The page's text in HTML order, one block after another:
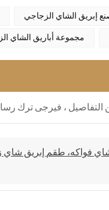
إبريق الشاي الزجاجي
مجموعة أباريق الشاي
فواكه، طقم إبريق